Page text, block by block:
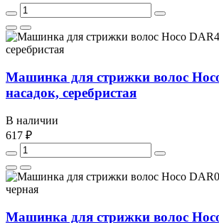
Машинка для стрижки волос
насадок, серебристая
В наличии
617 ₽
Машинка для стрижки волос